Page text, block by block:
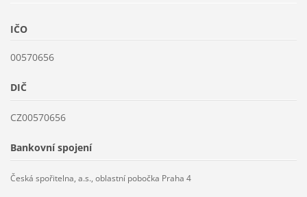
IČO
00570656
DIČ
CZ00570656
Bankovní spojení
Česká spořitelna, a.s., oblastní pobočka Praha 4